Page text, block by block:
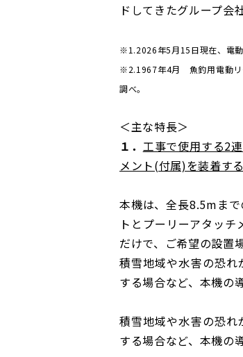
ドしてきたグループ会
※1.2026年5月15日現在、電動
※2.1967年4月 魚釣用電動リ
調べ。
＜主な特長＞
１． 工事で使用する2
メント(付属)を装着す
本機は、全長8.5mま
トとプーリーアタッ
だけで、ご希望の設置
積雪地域や水害の恐
する場合など、本機
積雪地域や水害の恐
する場合など、本機の